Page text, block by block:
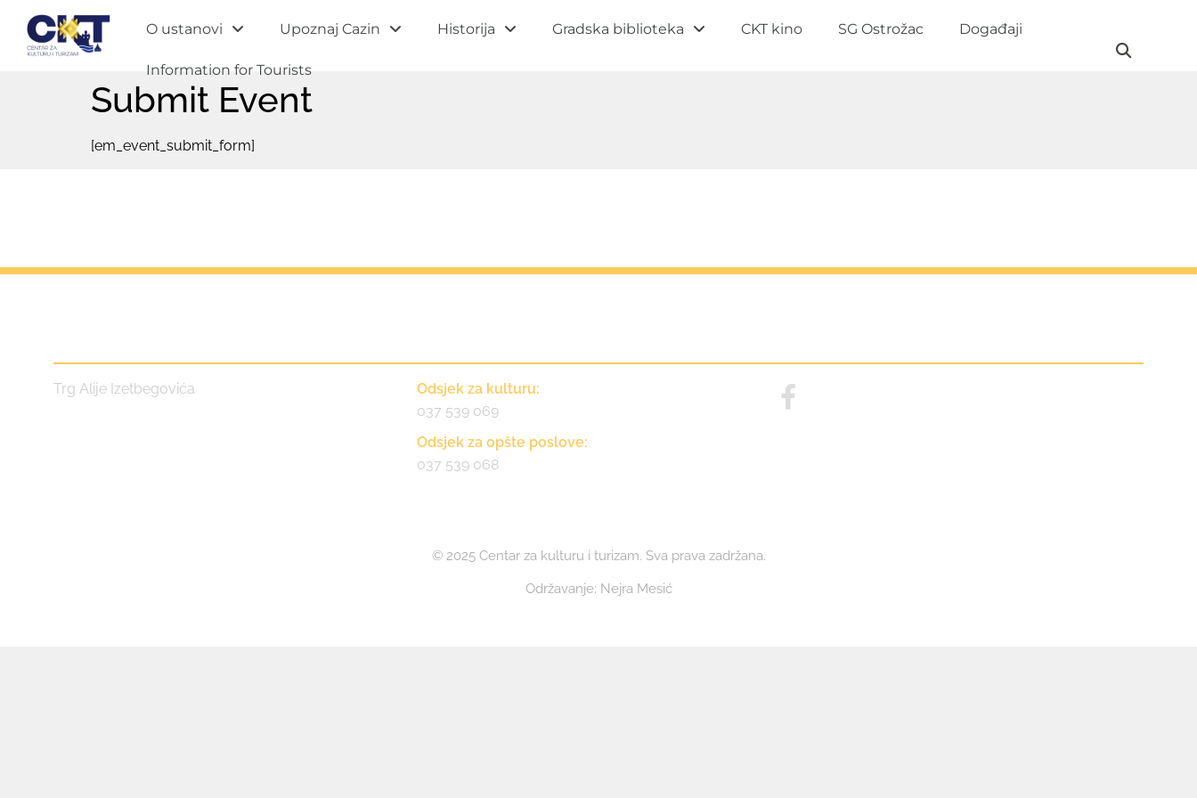
O ustanovi Upoznaj Cazin Historija Gradska biblioteka CKT kino SG Ostrožac Događaji
Information for Tourists
Submit Event
[em_event_submit_form]
Trg Alije Izetbegovića
Odsjek za kulturu:
037 539 069
Odsjek za opšte poslove:
037 539 068
© 2025 Centar za kulturu i turizam. Sva prava zadržana.
Održavanje: Nejra Mesić